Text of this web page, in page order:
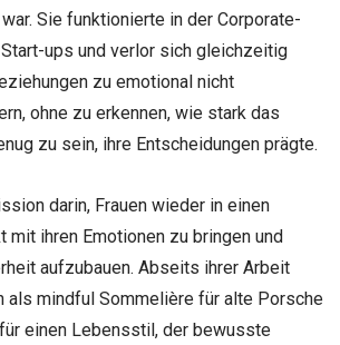
Sie funktionierte in der Corporate-
ups und verlor sich gleichzeitig
zu emotional nicht
ohne zu erkennen, wie stark das
zu sein, ihre Entscheidungen prägte.
darin, Frauen wieder in einen
mit ihren Emotionen zu bringen und
aufzubauen. Abseits ihrer Arbeit
mindful Sommelière für alte Porsche
einen Lebensstil, der bewusste